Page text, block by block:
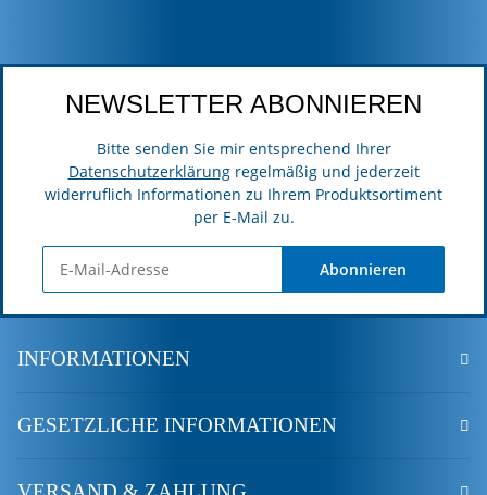
NEWSLETTER ABONNIEREN
Bitte senden Sie mir entsprechend Ihrer
Datenschutzerklärungregelmäßig und jederzeit
widerruflich Informationen zu Ihrem Produktsortiment
per E-Mail zu.
Abonnieren
INFORMATIONEN
GESETZLICHE INFORMATIONEN